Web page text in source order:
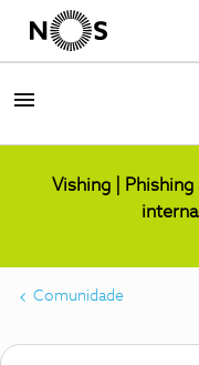
Vishing |
Comunidade